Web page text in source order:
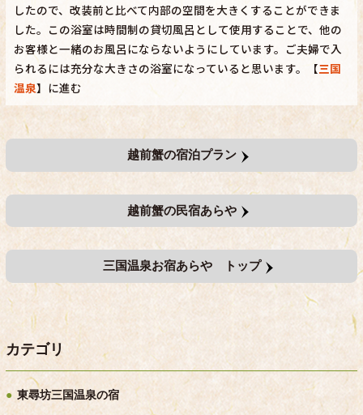
したので、改装前と比べて内部の空間を大きくすることができま
した。この浴室は時間制の貸切風呂として使用することで、他の
お客様と一緒のお風呂にならないようにしています。ご夫婦で入
られるには充分な大きさの浴室になっていると思います。【三国
温泉】に進む
越前蟹の宿泊プラン
越前蟹の民宿あらや
三国温泉お宿あらや トップ
カテゴリ
東尋坊三国温泉の宿